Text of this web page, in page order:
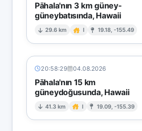
Pāhala'nın 3 km güney-
güneybatısında, Hawaii
29.6 km I 19.18, -155.49
20:58:29 04.08.2026
Pāhala'nın 15 km
güneydoğusunda, Hawaii
41.3 km I 19.09, -155.39